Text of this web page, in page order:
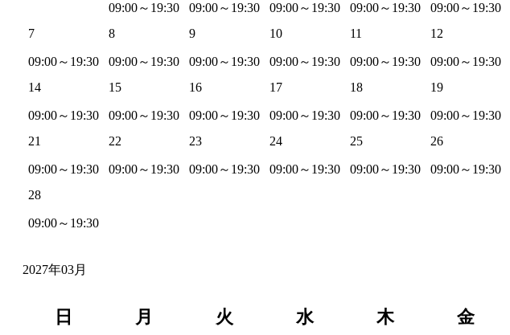
09:00～19:30 09:00～19:30 09:00～19:30 09:00～19:30 09:00～19:30
7
09:00～19:30
8
09:00～19:30
9
09:00～19:30
10
09:00～19:30
11
09:00～19:30
12
09:00～19:30
14
09:00～19:30
15
09:00～19:30
16
09:00～19:30
17
09:00～19:30
18
09:00～19:30
19
09:00～19:30
21
09:00～19:30
22
09:00～19:30
23
09:00～19:30
24
09:00～19:30
25
09:00～19:30
26
09:00～19:30
28
09:00～19:30
2027年03月
日 月 火 水 木 金